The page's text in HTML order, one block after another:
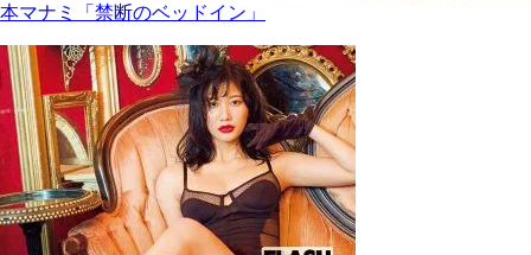
本マナミ「禁断のベッドイン」